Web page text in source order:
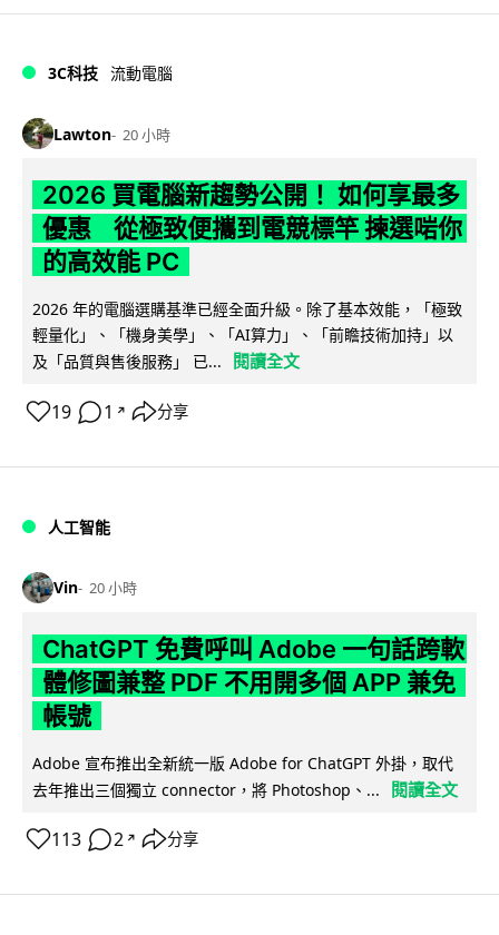
3C科技 流動電腦
Lawton 20 小時
2026 買電腦新趨勢公開！ 如何享最多
優惠 從極致便攜到電競標竿 揀選啱你
的高效能 PC
2026 年的電腦選購基準已經全面升級。除了基本效能，「極致
輕量化」、「機身美學」、「AI算力」、「前瞻技術加持」以
及「品質與售後服務」 已...
閱讀全文
19 1 ↗ 分享
人工智能
Vin 20 小時
ChatGPT 免費呼叫 Adobe 一句話跨軟
體修圖兼整 PDF 不用開多個 APP 兼免
帳號
Adobe 宣布推出全新統一版 Adobe for ChatGPT 外掛，取代
去年推出三個獨立 connector，將 Photoshop、...
閱讀全文
113 2 ↗ 分享